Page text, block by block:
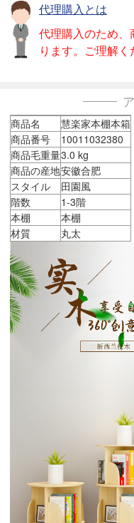
代理購入とは
代理購入のため
ります。ご理解く
商品名
慧楽家本棚本箱
商品番号
10011032380
商品毛重量3.0 kg
商品の産地安徽合肥
スタイル
田園風
階数
1-3階
本棚
本棚
材質
丸太